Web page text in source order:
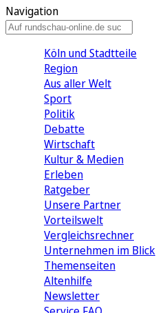
Navigation
Köln und Stadtteile
Region
Aus aller Welt
Sport
Politik
Debatte
Wirtschaft
Kultur & Medien
Erleben
Ratgeber
Unsere Partner
Vorteilswelt
Vergleichsrechner
Unternehmen im Blick
Themenseiten
Altenhilfe
Newsletter